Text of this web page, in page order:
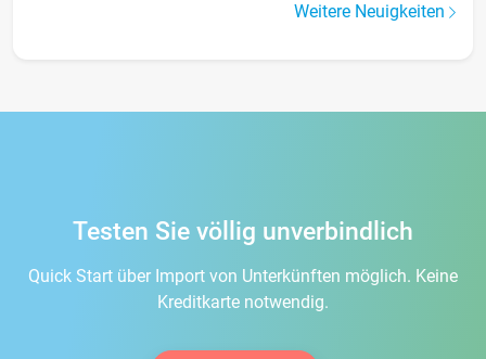
Weitere Neuigkeiten
Testen Sie völlig unverbindlich
Quick Start über Import von Unterkünften möglich. Keine
Kreditkarte notwendig.